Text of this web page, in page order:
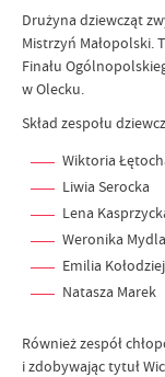
Drużyna dziewcząt
Mistrzyń Małopolski.
Finału
w Olecku.
Skład zespołu
Wiktoria
Liwia Serocka
Lena
Weronika
Emilia
Natasza Marek
Również zespół
i zdobywając tytuł